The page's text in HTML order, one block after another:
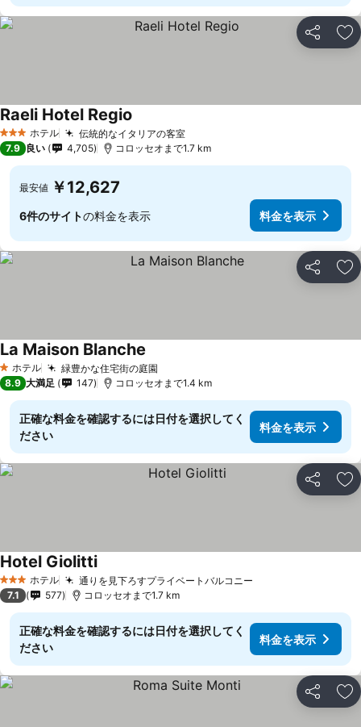
シェア お
3 ホテルのランク
ホテル 伝統的なイタリアの客室
Raeli Hotel Regio
7.9 良い 4,705 コロッセオまで1.7 km
最安値 ￥12,627
6件のサイトの料金を表示 料金を表示
シェア お
1 ホテルのランク
ホテル 緑豊かな住宅街の庭園
La Maison Blanche
8.9 大満足 147 コロッセオまで1.4 km
正確な料金を確認するには日付を選択してく
ださい
料金を表示
シェア お
3 ホテルのランク
ホテル 通りを見下ろすプライベートバルコニー
Hotel Giolitti
7.1 577 コロッセオまで1.7 km
正確な料金を確認するには日付を選択してく
ださい
料金を表示
シェア お